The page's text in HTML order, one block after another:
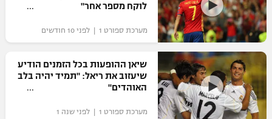
"מחצית בשכונה" – פודקאסט
משתתפים וזוכים בפרסים
תקנון משתתפים וזוכים בפרסים
טניס
היאבקות WWE
אופניים
ספורט מוטורי
כדורמים
לוקח מספר אחר"
מערכת ספורט 1 | לפני 10 חודשים
שיאן ההופעות בכל הזמנים הודיע
שיעזוב את ריאל: "תמיד יהיה בלב
האוהדים"
מערכת ספורט 1 | לפני שנה 1